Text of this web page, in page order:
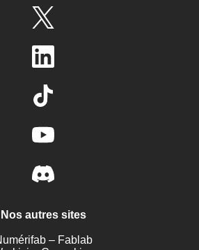
Nos autres sites
– Fablab